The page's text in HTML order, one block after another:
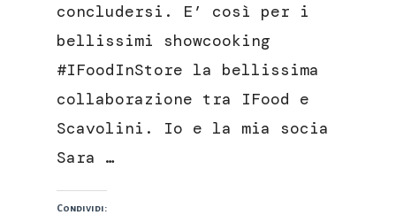
concludersi. E’ così per i
bellissimi showcooking
#IFoodInStore la bellissima
collaborazione tra IFood e
Scavolini. Io e la mia socia
Sara …
Condividi: